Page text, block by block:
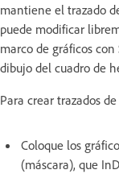
mantiene el trazado
puede modificar
marco de gráficos
dibujo del cuadro de
Para crear trazados
Coloque los
(máscara), que